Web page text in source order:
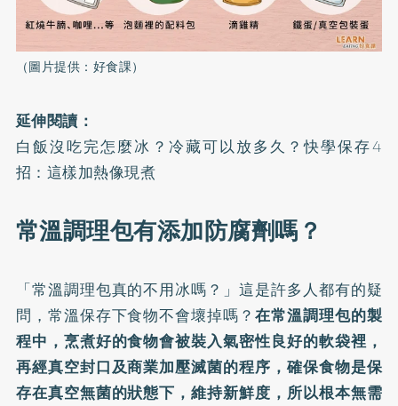
（圖片提供：好食課）
延伸閱讀：
白飯沒吃完怎麼冰？冷藏可以放多久？快學保存4
招：這樣加熱像現煮
常溫調理包有添加防腐劑嗎？
「常溫調理包真的不用冰嗎？」這是許多人都有的疑
問，常溫保存下食物不會壞掉嗎？在常溫調理包的製
程中，烹煮好的食物會被裝入氣密性良好的軟袋裡，
再經真空封口及商業加壓滅菌的程序，確保食物是保
存在真空無菌的狀態下，維持新鮮度，所以根本無需